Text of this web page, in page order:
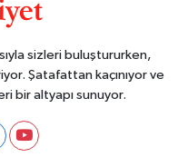
sizleri buluştururken,
Şatafattan kaçınıyor ve
bir altyapı sunuyor.